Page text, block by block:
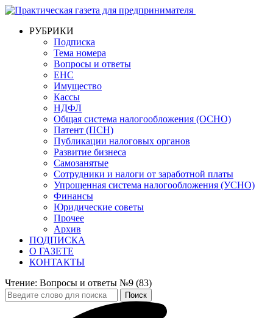
РУБРИКИ
Подписка
Тема номера
Вопросы и ответы
ЕНС
Имущество
Кассы
НДФЛ
Общая система налогообложения (ОСНО)
Патент (ПСН)
Публикации налоговых органов
Развитие бизнеса
Самозанятые
Сотрудники и налоги от заработной платы
Упрощенная система налогообложения (УСНО)
Финансы
Юридические советы
Прочее
Архив
ПОДПИСКА
О ГАЗЕТЕ
КОНТАКТЫ
Чтение: Вопросы и ответы №9 (83)